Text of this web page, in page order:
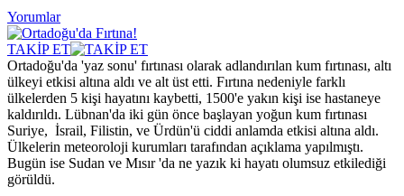
Yorumlar
TAKİP ET
Ortadoğu'da 'yaz sonu' fırtınası olarak adlandırılan kum fırtınası, altı
ülkeyi etkisi altına aldı ve alt üst etti. Fırtına nedeniyle farklı
ülkelerden 5 kişi hayatını kaybetti, 1500'e yakın kişi ise hastaneye
kaldırıldı. Lübnan'da iki gün önce başlayan yoğun kum fırtınası
Suriye, İsrail, Filistin, ve Ürdün'ü ciddi anlamda etkisi altına aldı.
Ülkelerin meteoroloji kurumları tarafından açıklama yapılmıştı.
Bugün ise Sudan ve Mısır 'da ne yazık ki hayatı olumsuz etkilediği
görüldü.